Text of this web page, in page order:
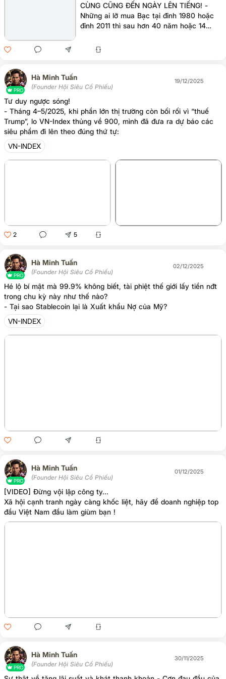
CÙNG CŨNG ĐẾN NGÀY LÊN TIẾNG! -
Những ai lỡ mua Bạc tại đỉnh 1980 hoặc
đỉnh 2011 thì sau hơn 40 năm hoặc 14
không chỉ về bờ mà còn lãi thêm +40%. -
đỉnh của thời đại cũ. *> Bài học là gì ? -
của nó - do đó, việc hiểu rõ Chu Kỳ Tài
Chính là yếu tố quan trọng bậc nhất và
sau đó : - Kiên nhẫn không phải là lựa
chọn. - Kiên nhẫn là điều kiện bắt buộc.
PRO
Hà Minh Tuấn
(Founder Hội Siêu Cổ Phiếu)
19/12/2025
Tư duy ngược sóng!
- Tháng 4–5/2025, khi phần lớn thị trường còn bối rối vì “thuế
Trump”, lo VN-Index thủng về 900, mình đã đưa ra dự báo các
siêu phẩm đi lên theo đúng thứ tự:
VN-INDEX
2 5
PRO
Hà Minh Tuấn
(Founder Hội Siêu Cổ Phiếu)
02/12/2025
Hé lộ bí mật mà 99.9% không biết, tài phiệt thế giới lấy tiền nđt
trong chu kỳ này như thế nào?
- Tại sao Stablecoin lại là Xuất khẩu Nợ của Mỹ?
VN-INDEX
PRO
Hà Minh Tuấn
(Founder Hội Siêu Cổ Phiếu)
01/12/2025
[VIDEO] Đừng vội lập công ty...
Xã hội cạnh tranh ngày càng khốc liệt, hãy để doanh nghiệp top
đầu Việt Nam đầu làm giùm bạn !
PRO
Hà Minh Tuấn
(Founder Hội Siêu Cổ Phiếu)
30/11/2025